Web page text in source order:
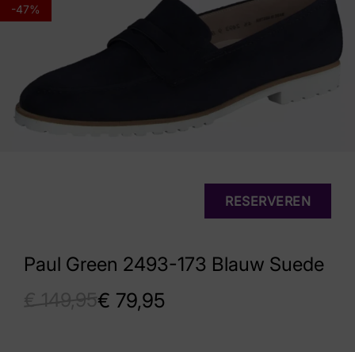
-47%
Paul Green 2493-173 Blauw Suede
€ 79,95
RESERVEREN